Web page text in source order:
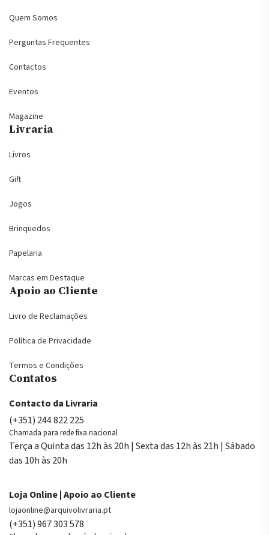
Quem Somos
Perguntas Frequentes
Contactos
Eventos
Magazine
Livraria
Livros
Gift
Jogos
Brinquedos
Papelaria
Marcas em Destaque
Apoio ao Cliente
Livro de Reclamações
Política de Privacidade
Termos e Condições
Contatos
Contacto da Livraria
(+351) 244 822 225
Chamada para rede fixa nacional
Terça a Quinta das 12h às 20h | Sexta das 12h às 21h | Sábado
das 10h às 20h
Loja Online | Apoio ao Cliente
lojaonline@arquivolivraria.pt
(+351) 967 303 578